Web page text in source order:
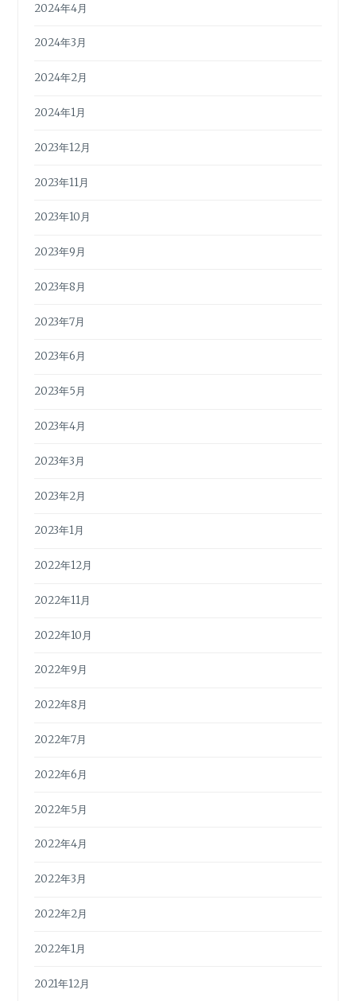
2024年4月
2024年3月
2024年2月
2024年1月
2023年12月
2023年11月
2023年10月
2023年9月
2023年8月
2023年7月
2023年6月
2023年5月
2023年4月
2023年3月
2023年2月
2023年1月
2022年12月
2022年11月
2022年10月
2022年9月
2022年8月
2022年7月
2022年6月
2022年5月
2022年4月
2022年3月
2022年2月
2022年1月
2021年12月